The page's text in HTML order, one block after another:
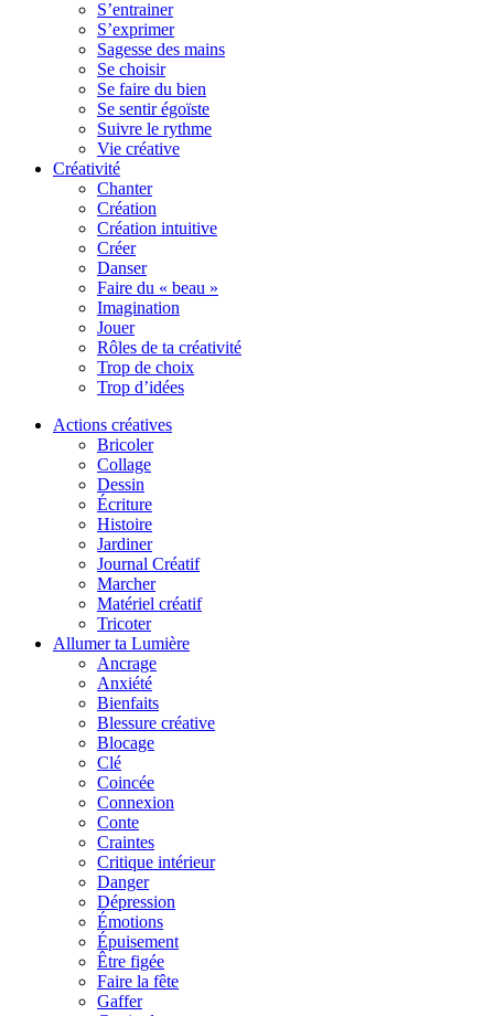
S’entrainer
S’exprimer
Sagesse des mains
Se choisir
Se faire du bien
Se sentir égoïste
Suivre le rythme
Vie créative
Créativité
Chanter
Création
Création intuitive
Créer
Danser
Faire du « beau »
Imagination
Jouer
Rôles de ta créativité
Trop de choix
Trop d’idées
Actions créatives
Bricoler
Collage
Dessin
Écriture
Histoire
Jardiner
Journal Créatif
Marcher
Matériel créatif
Tricoter
Allumer ta Lumière
Ancrage
Anxiété
Bienfaits
Blessure créative
Blocage
Clé
Coincée
Connexion
Conte
Craintes
Critique intérieur
Danger
Dépression
Émotions
Épuisement
Être figée
Faire la fête
Gaffer